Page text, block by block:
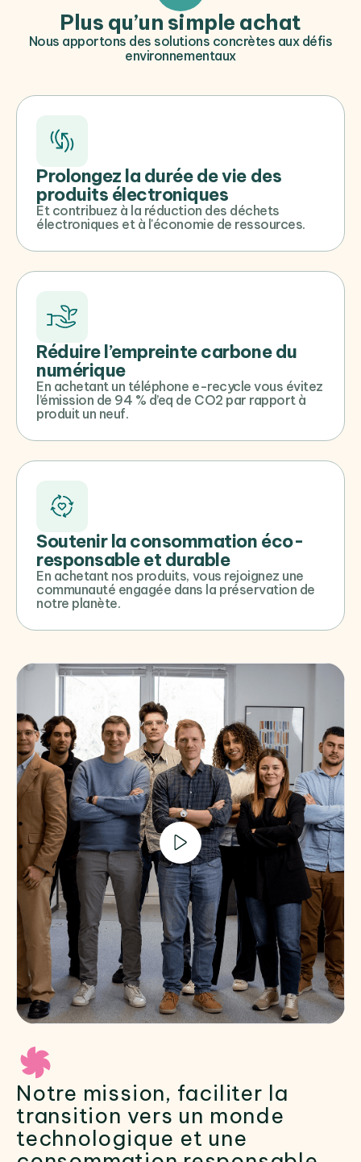
Plus qu’un simple achat
Nous apportons des solutions concrètes aux défis
environnementaux
Prolongez la durée de vie des
produits électroniques
Et contribuez à la réduction des déchets
électroniques et à l'économie de ressources.
Réduire l’empreinte carbone du
numérique
En achetant un téléphone e-recycle vous évitez
l’émission de 94 % d’eq de CO2 par rapport à
produit un neuf.
Soutenir la consommation éco-
responsable et durable
En achetant nos produits, vous rejoignez une
communauté engagée dans la préservation de
notre planète.
Notre mission, faciliter la
transition vers un monde
technologique et une